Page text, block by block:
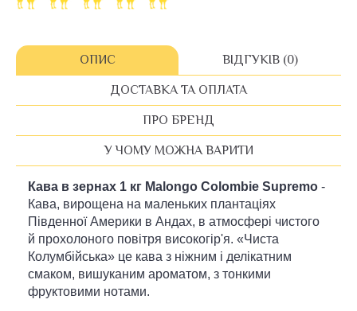
ОПИС ВІДГУКІВ (0)
ДОСТАВКА ТА ОПЛАТА
ПРО БРЕНД
У ЧОМУ МОЖНА ВАРИТИ
Кава в зернах 1 кг Malongo Colombie Supremo -
Кава, вирощена на маленьких плантаціях
Південної Америки в Андах, в атмосфері чистого
й прохолоного повітря високогір'я. «Чиста
Колумбійська» це кава з ніжним і делікатним
смаком, вишуканим ароматом, з тонкими
фруктовими нотами.